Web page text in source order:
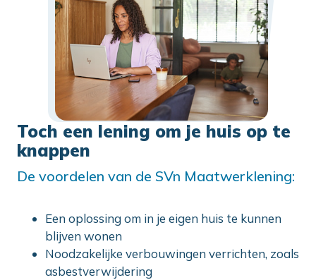
Toch een lening om je huis op te
knappen
De voordelen van de SVn Maatwerklening:
Een oplossing om in je eigen huis te kunnen
blijven wonen
Noodzakelijke verbouwingen verrichten, zoals
asbestverwijdering